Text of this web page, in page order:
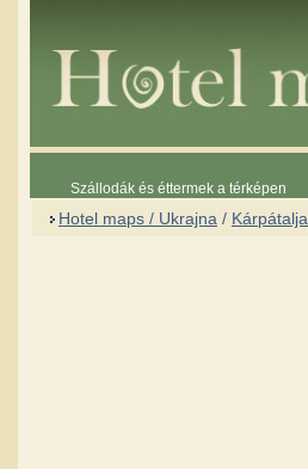
Szállodák és éttermek a térképen
Hotel maps / Ukrajna / Kárpátalja